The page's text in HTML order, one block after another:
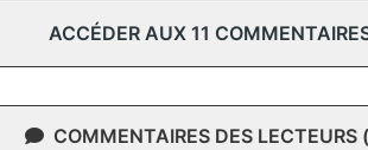
ACCÉDER AUX 11
COMMENTAIRES DES LECTEURS